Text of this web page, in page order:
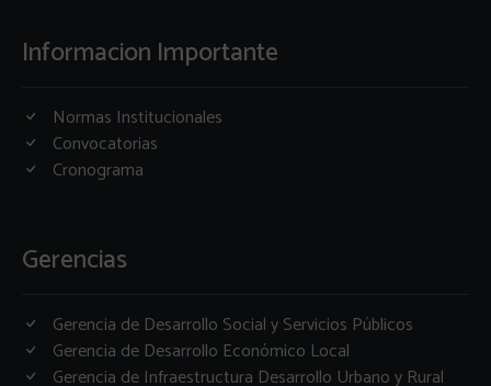
Informacion Importante
Normas Institucionales
Convocatorias
Cronograma
Gerencias
Gerencia de Desarrollo Social y Servicios Públicos
Gerencia de Desarrollo Económico Local
Gerencia de Infraestructura Desarrollo Urbano y Rural